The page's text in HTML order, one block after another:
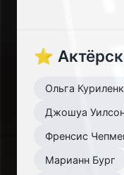
⭐
Ольга
Джошуа
Френсис
Марианн Бург